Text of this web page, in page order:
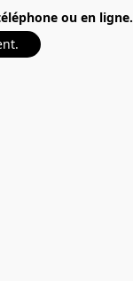
ou en ligne.